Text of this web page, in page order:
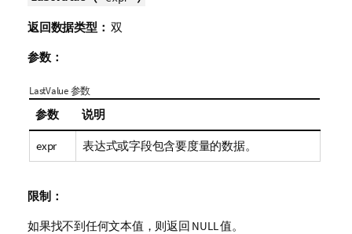
返回数据类型： 双
参数：
LastValue 参数
参数 说明
expr 表达式或字段包含要度量的数据。
限制：
如果找不到任何文本值，则返回 NULL 值。